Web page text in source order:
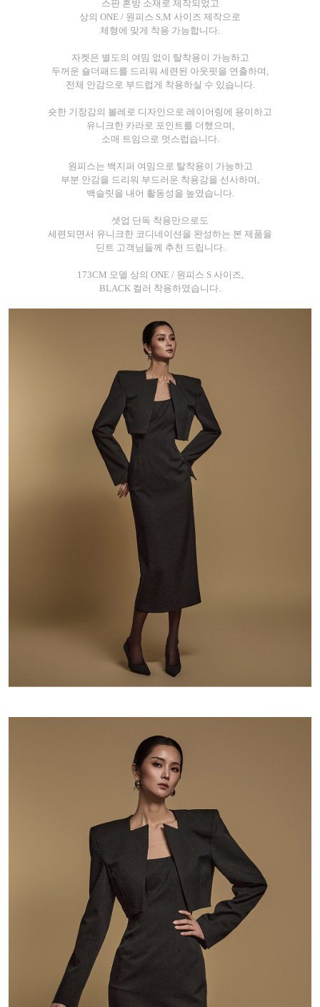
스판 혼방 소재로 제작되었고
상의 ONE / 원피스 S,M 사이즈 제작으로
체형에 맞게 착용 가능합니다.
자켓은 별도의 여밈 없이 탈착용이 가능하고
두꺼운 숄더패드를 드리워 세련된 아웃핏을 연출하며,
전체 안감으로 부드럽게 착용하실 수 있습니다.
숏한 기장감의 볼레로 디자인으로 레이어링에 용이하고
유니크한 카라로 포인트를 더했으며,
소매 트임으로 멋스럽습니다.
원피스는 백지퍼 여밈으로 탈착용이 가능하고
부분 안감을 드리워 부드러운 착용감을 선사하며,
백슬릿을 내어 활동성을 높였습니다.
셋업 단독 착용만으로도
세련되면서 유니크한 코디네이션을 완성하는 본 제품을
딘트 고객님들께 추천 드립니다.
173CM 모델 상의 ONE / 원피스 S 사이즈,
BLACK 컬러 착용하였습니다.